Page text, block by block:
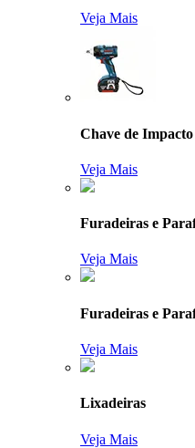
Veja Mais
Chave de Impacto
Veja Mais
Furadeiras e
Veja Mais
Furadeiras e
Veja Mais
Lixadeiras
Veja Mais